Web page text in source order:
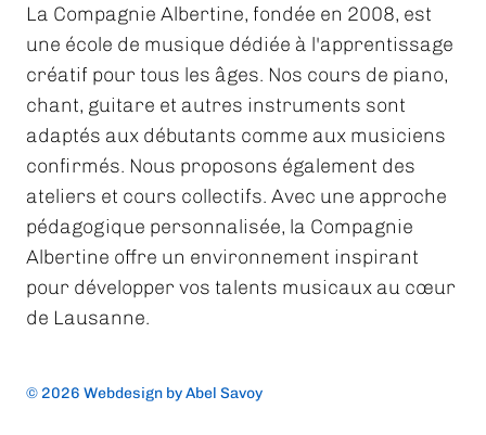
© 2026 Webdesign by Abel Savoy
La Compagnie Albertine, fondée en 2008, est
une école de musique dédiée à l'apprentissage
créatif pour tous les âges. Nos cours de piano,
chant, guitare et autres instruments sont
adaptés aux débutants comme aux musiciens
confirmés. Nous proposons également des
ateliers et cours collectifs. Avec une approche
pédagogique personnalisée, la Compagnie
Albertine offre un environnement inspirant
pour développer vos talents musicaux au cœur
de Lausanne.